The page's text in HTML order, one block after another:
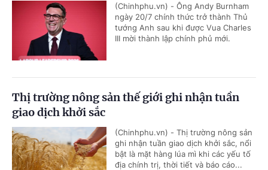
(Chinhphu.vn) - Ông Andy Burnham
ngày 20/7 chính thức trở thành Thủ
tướng Anh sau khi được Vua Charles
III mời thành lập chính phủ mới.
Thị trường nông sản thế giới ghi nhận tuần
giao dịch khởi sắc
(Chinhphu.vn) - Thị trường nông sản
ghi nhận tuần giao dịch khởi sắc, nổi
bật là mặt hàng lúa mì khi các yếu tố
địa chính trị, thời tiết và báo cáo...